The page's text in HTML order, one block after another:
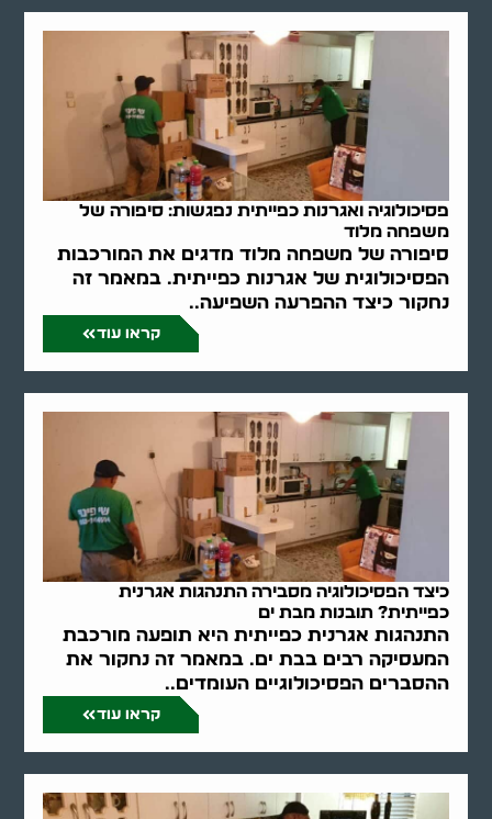
פסיכולוגיה ואגרנות כפייתית נפגשות: סיפורה של
משפחה מלוד
סיפורה של משפחה מלוד מדגים את המורכבות
הפסיכולוגית של אגרנות כפייתית. במאמר זה
נחקור כיצד ההפרעה השפיעה..
קראו עוד
כיצד הפסיכולוגיה מסבירה התנהגות אגרנית
כפייתית? תובנות מבת ים
התנהגות אגרנית כפייתית היא תופעה מורכבת
המעסיקה רבים בבת ים. במאמר זה נחקור את
ההסברים הפסיכולוגיים העומדים..
קראו עוד